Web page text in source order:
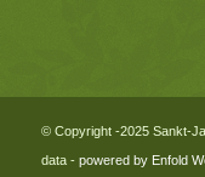
© Copyright -2025 Sankt-
data - powered by Enfold